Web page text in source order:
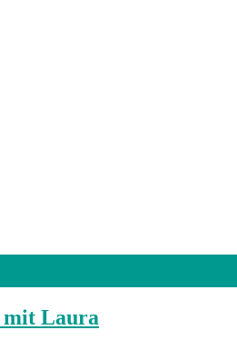
mit Laura